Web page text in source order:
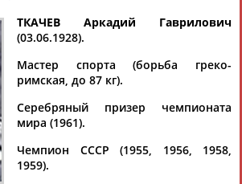
Расширенный поиск
Мария
римская
ТКАЧЕВ Аркадий Гаврилович
(03.06.1928).
Мастер спорта (борьба греко-
римская, до 87 кг).
Серебряный призер чемпионата
мира (1961).
Чемпион СССР (1955, 1956, 1958,
1959).